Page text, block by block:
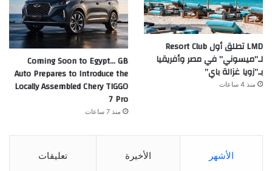
LMD تطلق أول Resort Club
لـ”ميسوني” في مصر وأفريقيا
بـ”زويا غزالة باي”
منذ 4 ساعات
Coming Soon to Egypt… GB
Auto Prepares to Introduce the
Locally Assembled Chery TIGGO
7 Pro
منذ 7 ساعات
الأشهر الأخيرة تعليقات